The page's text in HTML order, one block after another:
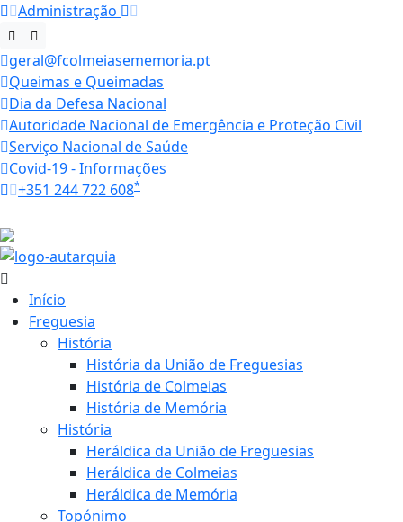
Administração
geral@fcolmeiasememoria.pt
Queimas e Queimadas
Dia da Defesa Nacional
Autoridade Nacional de Emergência e Proteção Civil
Serviço Nacional de Saúde
Covid-19 - Informações
+351 244 722 608*
Início
Freguesia
História
História da União de Freguesias
História de Colmeias
História de Memória
História
Heráldica da União de Freguesias
Heráldica de Colmeias
Heráldica de Memória
Topónimo